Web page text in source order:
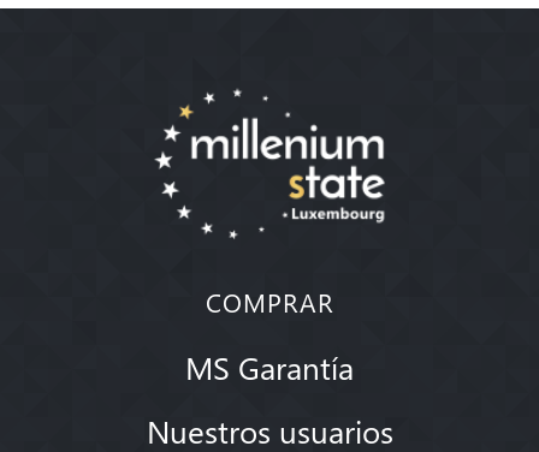
COMPRAR
MS Garantía
Nuestros usuarios